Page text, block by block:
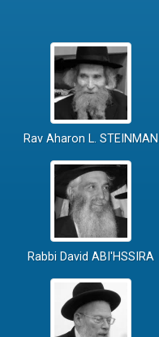
Rav Aharon L. STEINMAN
Rabbi David ABI'HSSIRA